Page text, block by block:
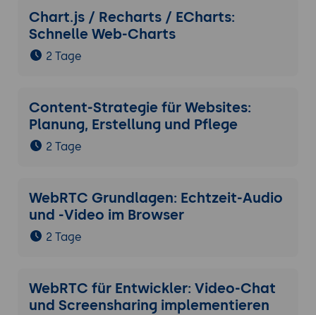
Chart.js / Recharts / ECharts:
Schnelle Web-Charts
2 Tage
Content-Strategie für Websites:
Planung, Erstellung und Pflege
2 Tage
WebRTC Grundlagen: Echtzeit-Audio
und -Video im Browser
2 Tage
WebRTC für Entwickler: Video-Chat
und Screensharing implementieren